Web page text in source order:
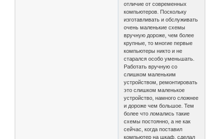
отличие от современных
компьютеров. Поскольку
изготавливать и обслуживать
очень маленькие схемы
вручную дороже, чем более
крупные, то многие первые
компьютеры никто и не
старался особо уменьшать.
Работать вручную со
слишком маленьким
устройством, ремонтировать
это слишком маленькое
устройство, намного сложнее
и дороже чем большое. Тем
более что ломались такие
схемы постоянно, а не как
сейчас, когда поставил
компьютер на шкаф, сделал